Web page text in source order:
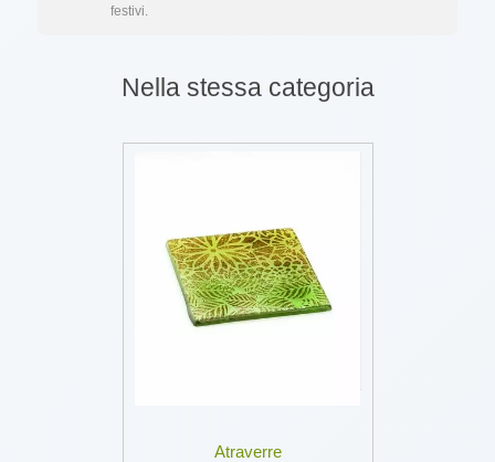
festivi.
Nella stessa categoria
Atraverre